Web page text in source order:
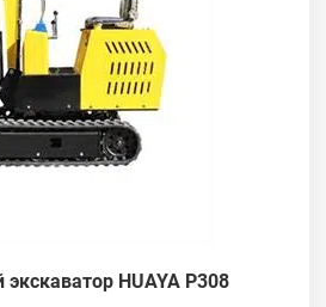
HUAYA P308